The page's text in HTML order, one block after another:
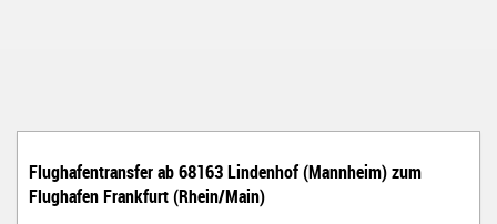
Flughafentransfer ab 68163 Lindenhof (Mannheim) zum
Flughafen Frankfurt (Rhein/Main)